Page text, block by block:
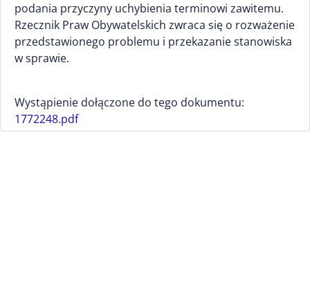
podania przyczyny uchybienia terminowi zawitemu.
Rzecznik Praw Obywatelskich zwraca się o rozważenie
przedstawionego problemu i przekazanie stanowiska
w sprawie.
Wystąpienie dołączone do tego dokumentu:
1772248.pdf